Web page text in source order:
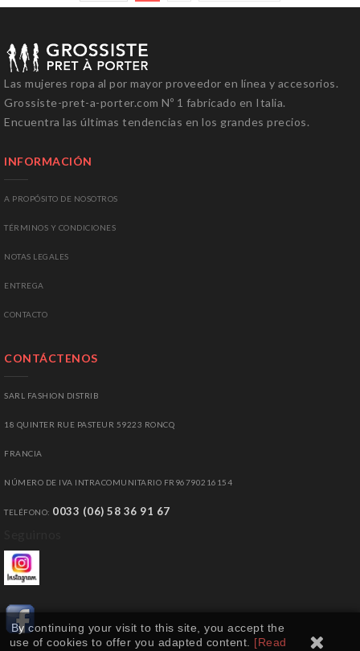
By continuing your visit to this site, you accept the
use of cookies to offer you adapted content.
[Read
Las mujeres ropa al por mayor proveedor en línea y accesorios.
Grossiste-pret-a-porter.com Nº 1 fabricado en Italia.
Encuentra las últimas tendencias en los grandes precios.
INFORMACIÓN
A PROPÓSITO DE NOSOTROS
TÉRMINOS Y CONDICIONES
NOTAS LEGALES
ENTREGA
CONTACTO
CONTÁCTENOS
SARL FASHION DISTRIB
18 QUINTER RUE PASTEUR 59223 RONCQ
FRANCIA
NÚMERO DE IVA INTRACOMUNITARIO FR96790216154
TELÉFONO: 0033 (06) 58 36 91 67